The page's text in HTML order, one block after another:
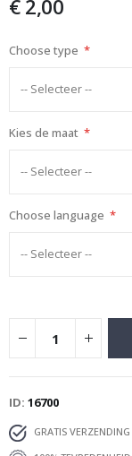
afbeeldingen-
€ 2,00
Choose type
Kies de maat
Choose language
ID 16700
GRATIS